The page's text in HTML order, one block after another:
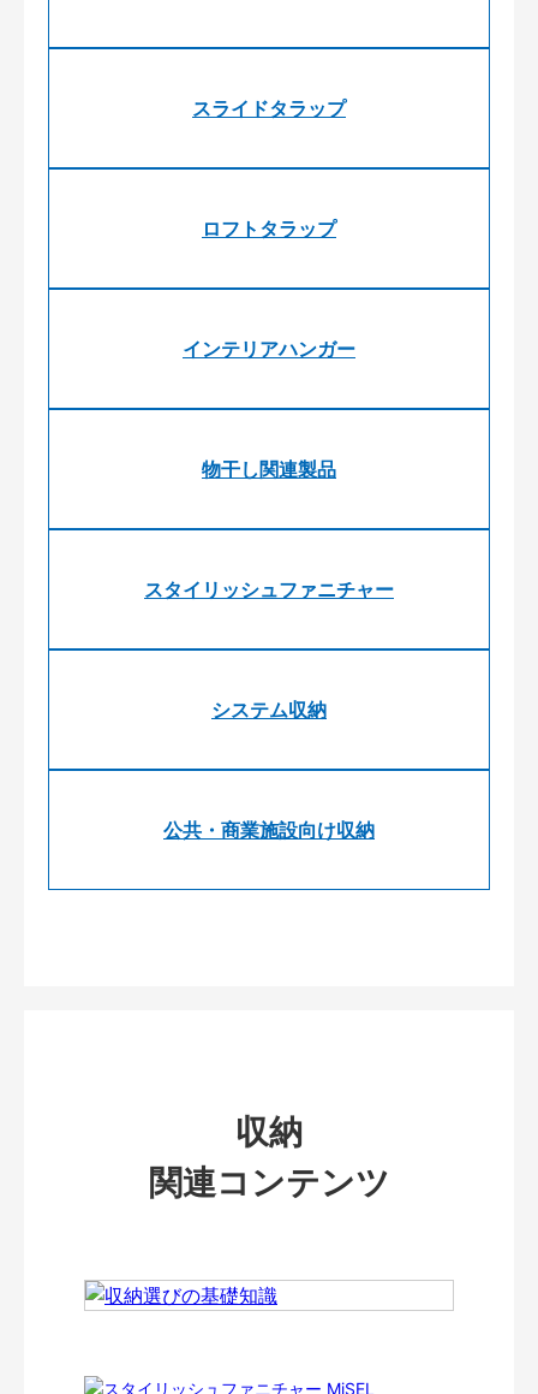
スライドタラップ
ロフトタラップ
インテリアハンガー
物干し関連製品
スタイリッシュファニチャー
システム収納
公共・商業施設向け収納
収納
関連コンテンツ